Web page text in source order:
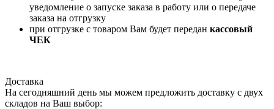
уведомление о запуске заказа в работу или о передаче
заказа на отгрузку
при отгрузке с товаром Вам будет передан кассовый
ЧЕК
Доставка
На сегодняшний день мы можем предложить доставку с двух
складов на Ваш выбор: